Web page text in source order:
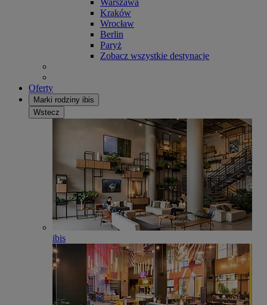
Warszawa
Kraków
Wrocław
Berlin
Paryż
Zobacz wszystkie destynacje
Oferty
Marki rodziny ibis
Wstecz
ibis